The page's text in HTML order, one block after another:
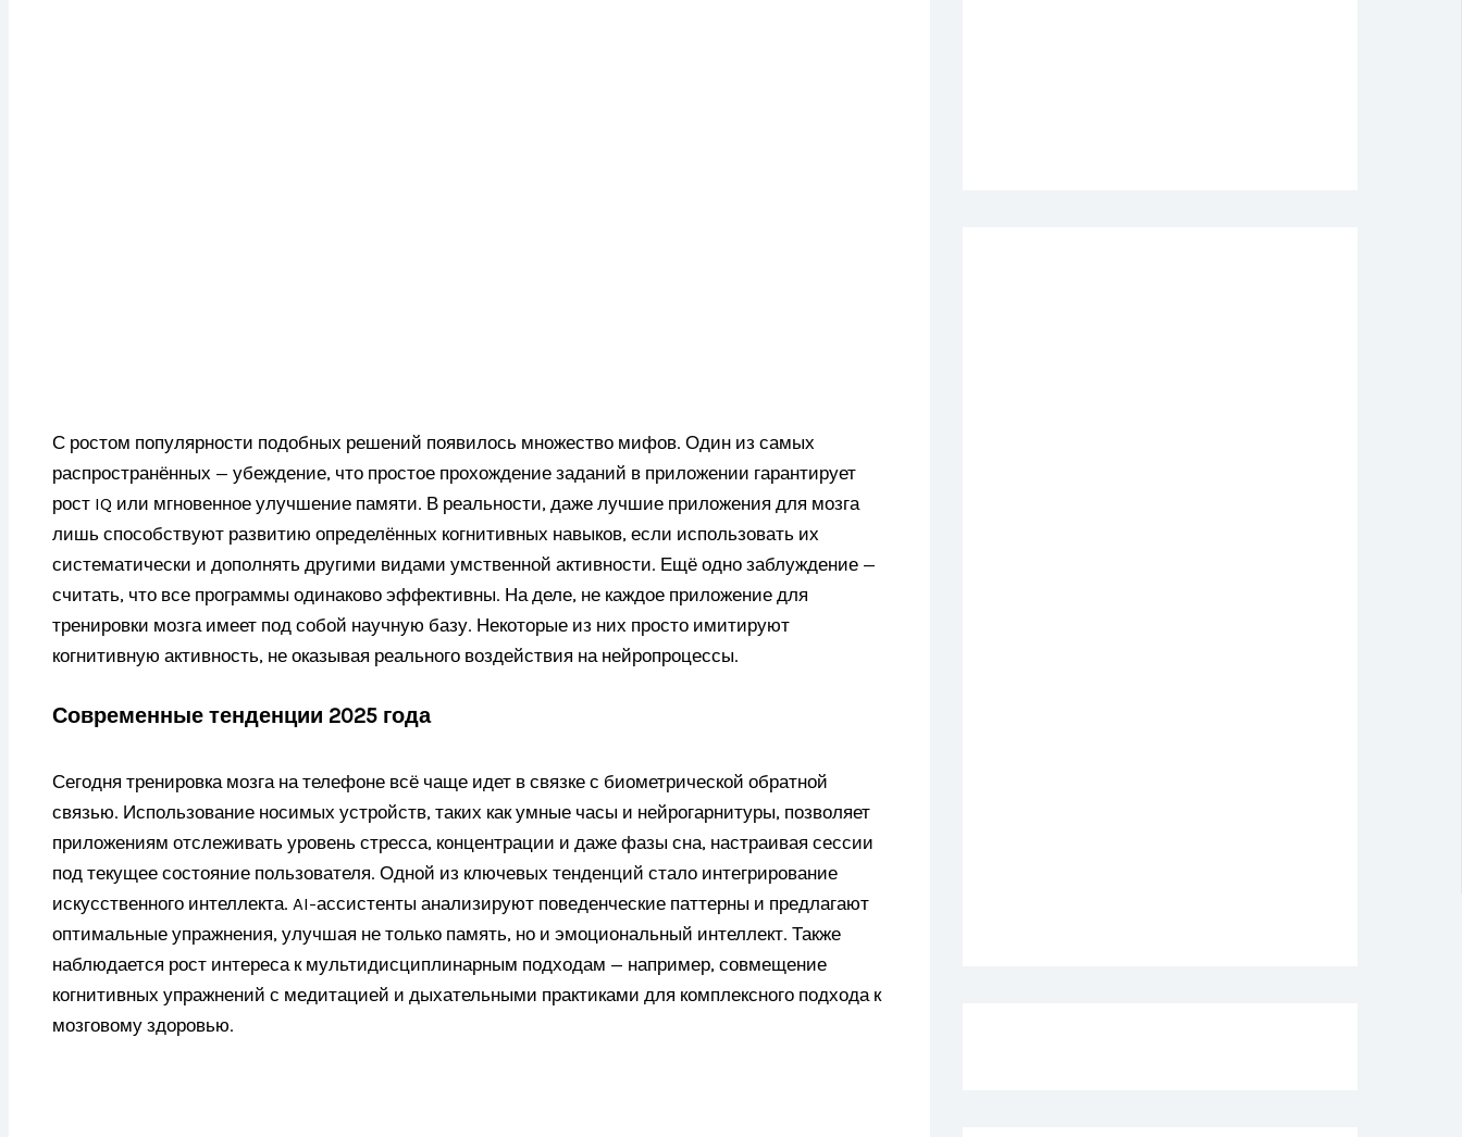
С ростом популярности подобных решений появилось множество мифов. Один из самых
распространённых — убеждение, что простое прохождение заданий в приложении гарантирует
рост IQ или мгновенное улучшение памяти. В реальности, даже лучшие приложения для мозга
лишь способствуют развитию определённых когнитивных навыков, если использовать их
систематически и дополнять другими видами умственной активности. Ещё одно заблуждение —
считать, что все программы одинаково эффективны. На деле, не каждое приложение для
тренировки мозга имеет под собой научную базу. Некоторые из них просто имитируют
когнитивную активность, не оказывая реального воздействия на нейропроцессы.
Современные тенденции 2025 года
Сегодня тренировка мозга на телефоне всё чаще идет в связке с биометрической обратной
связью. Использование носимых устройств, таких как умные часы и нейрогарнитуры, позволяет
приложениям отслеживать уровень стресса, концентрации и даже фазы сна, настраивая сессии
под текущее состояние пользователя. Одной из ключевых тенденций стало интегрирование
искусственного интеллекта. AI-ассистенты анализируют поведенческие паттерны и предлагают
оптимальные упражнения, улучшая не только память, но и эмоциональный интеллект. Также
наблюдается рост интереса к мультидисциплинарным подходам — например, совмещение
когнитивных упражнений с медитацией и дыхательными практиками для комплексного подхода к
мозговому здоровью.